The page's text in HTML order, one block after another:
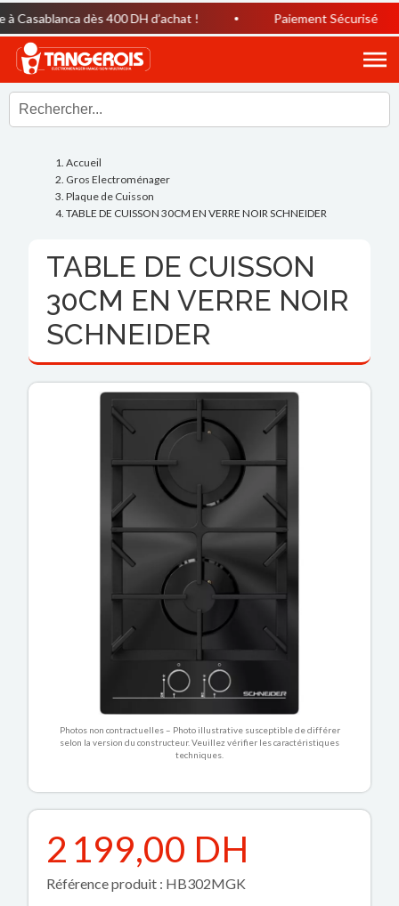
dès 400 DH d’achat ! Paiement Sécurisé
Accueil
Gros Electroménager
Plaque de Cuisson
TABLE DE CUISSON 30CM EN VERRE NOIR SCHNEIDER
TABLE DE CUISSON
30CM EN VERRE NOIR
SCHNEIDER
Photos non contractuelles – Photo illustrative susceptible de différer
selon la version du constructeur. Veuillez vérifier les caractéristiques
techniques.
2 199,00 DH
Référence produit : HB302MGK